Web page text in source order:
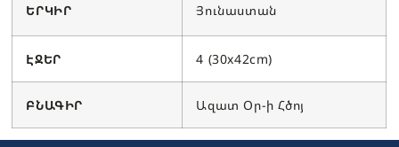
ԵՐԿԻՐ Յունաստան
ԷՋԵՐ 4 (30x42cm)
ԲՆԱԳԻՐ Ազատ Օր-ի Հծոյ